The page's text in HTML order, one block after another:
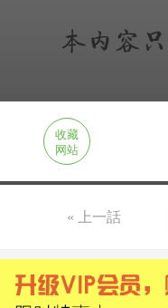
收藏
网站
« 上一話